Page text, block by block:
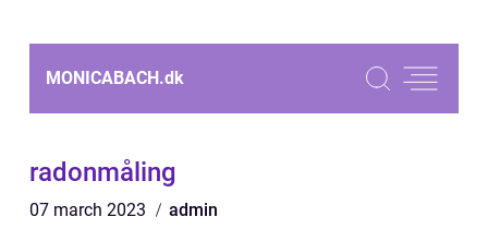
MONICABACH.dk
radonmåling
07 march 2023 admin